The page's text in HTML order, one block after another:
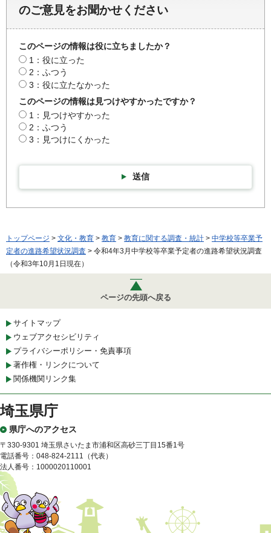
のご意見をお聞かせください
このページの情報は役に立ちましたか？
1：役に立った
2：ふつう
3：役に立たなかった
このページの情報は見つけやすかったですか？
1：見つけやすかった
2：ふつう
3：見つけにくかった
送信
トップページ > 文化・教育 > 教育 > 教育に関する調査・統計 > 中学校等卒業予
定者の進路希望状況調査 > 令和4年3月中学校等卒業予定者の進路希望状況調査
（令和3年10月1日現在）
ページの先頭へ戻る
サイトマップ
ウェブアクセシビリティ
プライバシーポリシー・免責事項
著作権・リンクについて
関係機関リンク集
埼玉県庁
県庁へのアクセス
〒330-9301 埼玉県さいたま市浦和区高砂三丁目15番1号
電話番号：048-824-2111（代表）
法人番号：1000020110001